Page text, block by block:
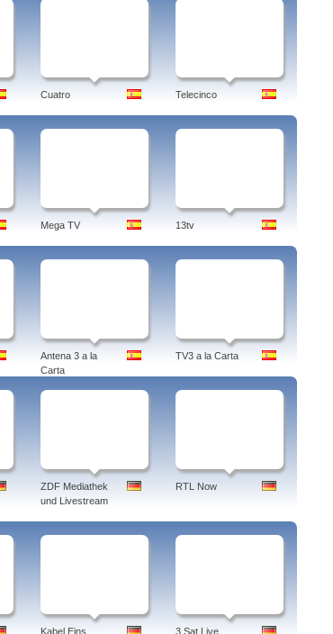
Cuatro Telecinco
Mega TV 13tv
Antena 3 a la
Carta
TV3 a la Carta
ZDF Mediathek
und Livestream
RTL Now
Kabel Eins 3 Sat Live